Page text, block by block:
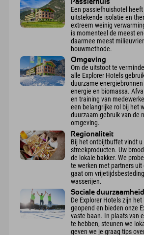
Passiefhuis
Een passiefhuishotel
uitstekende isolatie en
extreem weinig
is momenteel de meest
daarmee meest
bouwmethode.
Omgeving
Om de uitstoot te
alle Explorer Hotels
duurzame
energie en biomassa.
en training van
een belangrijke rol bij het
duurzaam gebruik van de
omgeving.
Regionaliteit
Bij het ontbijtbuffet vindt u
streekproducten. Uw
de lokale bakker. We
te werken met partners uit
gaat om
wasserijen.
Sociale duurzaamheid
De Explorer Hotels zijn
geopend en bieden onze
vaste baan. In plaats van
te hebben, steunen we
geven we je graag tips